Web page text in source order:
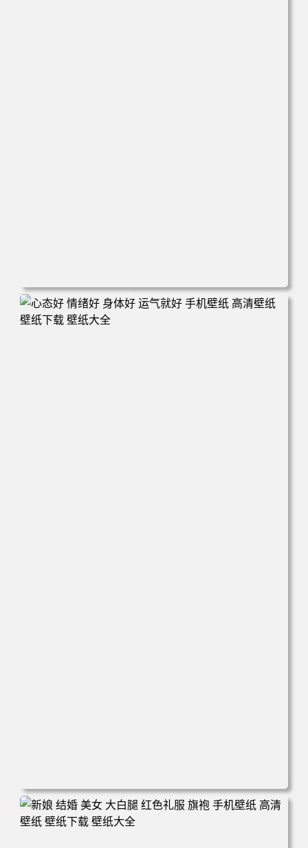
电脑壁纸 火影 鸣人 佐助 小樱 高清全屏手机壁纸 高清壁纸
壁纸下载 壁纸大全
电脑壁纸 心态好 情绪好 身体好 运气就好 手机壁纸 高清壁
纸 壁纸下载 壁纸大全